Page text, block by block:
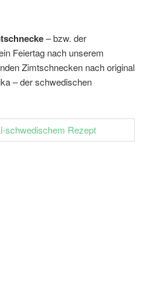
– bzw. der
Feiertag nach unserem
Zimtschnecken nach original
– der schwedischen